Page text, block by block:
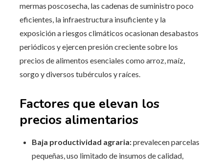
mermas poscosecha, las cadenas de suministro poco
eficientes, la infraestructura insuficiente y la
exposición a riesgos climáticos ocasionan desabastos
periódicos y ejercen presión creciente sobre los
precios de alimentos esenciales como arroz, maíz,
sorgo y diversos tubérculos y raíces.
Factores que elevan los
precios alimentarios
Baja productividad agraria:prevalecen parcelas
pequeñas, uso limitado de insumos de calidad,